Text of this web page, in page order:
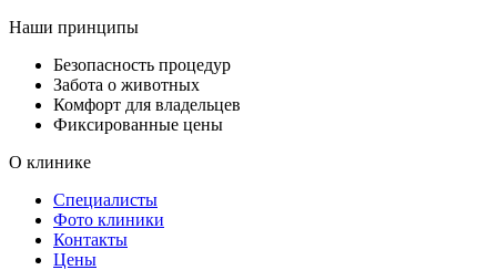
Наши принципы
Безопасность процедур
Забота о животных
Комфорт для владельцев
Фиксированные цены
О клинике
Специалисты
Фото клиники
Контакты
Цены